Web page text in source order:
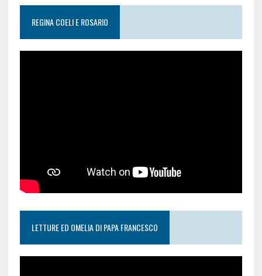
REGINA COELI E ROSARIO
LETTURE ED OMELIA DI PAPA FRANCESCO